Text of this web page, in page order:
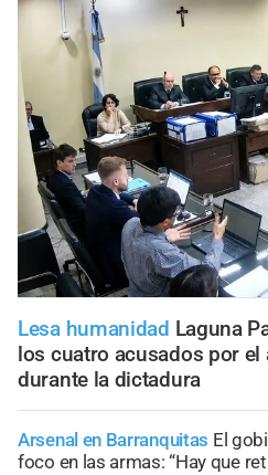
Lesa humanidad Laguna
los cuatro acusados por
durante la dictadura
Arsenal en Barranquitas El
foco en las armas: “Hay que